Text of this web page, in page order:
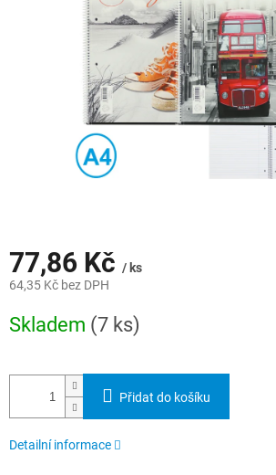
77,86 Kč / ks
64,35 Kč bez DPH
cena:
Skladem (7 ks)
Přidat do košíku
Detailní informace